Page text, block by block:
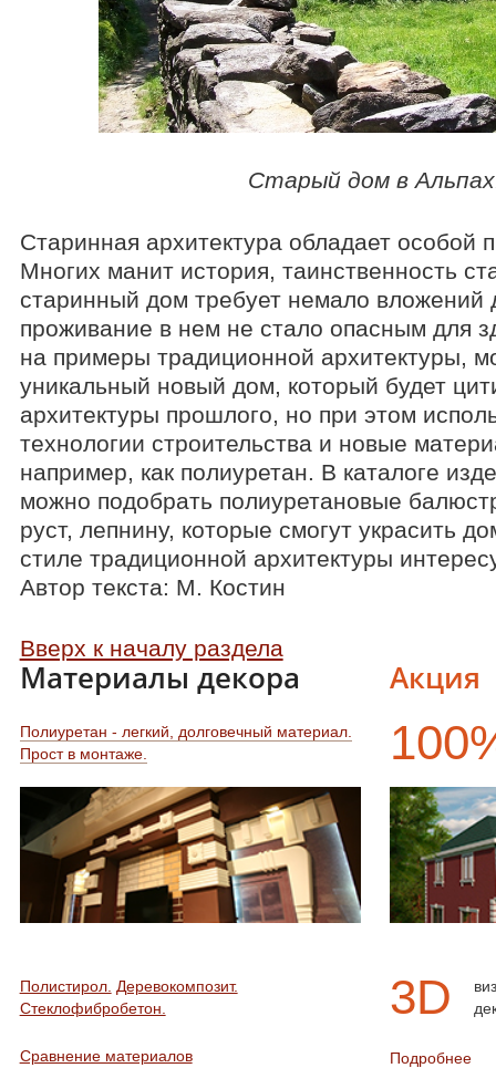
Старый дом в
Старинная архитектура обладает особой
Многих манит история, таинственность
старинный дом требует немало вложений
проживание в нем не стало опасным для
на примеры традиционной архитектуры,
уникальный новый дом, который будет
архитектуры прошлого, но при этом
технологии строительства и новые
например, как полиуретан. В каталоге
можно подобрать полиуретановые
руст, лепнину, которые смогут украсить
стиле традиционной архитектуры
Автор текста: М. Костин
Вверх к началу раздела
Акция
3D
Подробнее
Материалы декора
Полиуретан - легкий, долговечный материал.
Прост в монтаже.
Полистирол. Деревокомпозит.
Стеклофибробетон.
Сравнение материалов